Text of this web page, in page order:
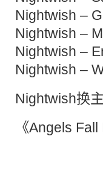
Nightwish –
Nightwish –
Nightwish –
Nightwish –
Nightwish换
《Angels